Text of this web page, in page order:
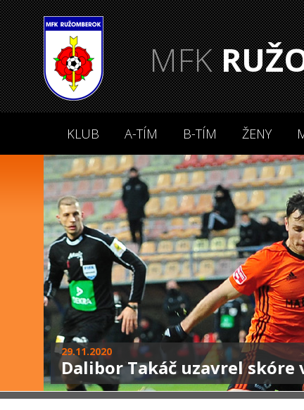
MFK
KLUB A-TÍM B-TÍM ŽENY
29.11.2020
Dalibor Takáč uzavrel